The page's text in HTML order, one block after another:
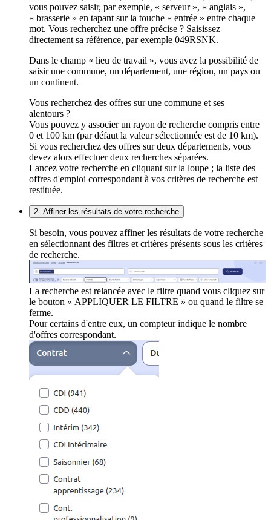
vous pouvez saisir, par exemple, « serveur », « anglais »,
« brasserie » en tapant sur la touche « entrée » entre chaque
mot. Vous recherchez une offre précise ? Saisissez
directement sa référence, par exemple 049RSNK.
Dans le champ « lieu de travail », vous avez la possibilité de
saisir une commune, un département, une région, un pays ou
un continent.
Vous recherchez des offres sur une commune et ses
alentours ?
Vous pouvez y associer un rayon de recherche compris entre
0 et 100 km (par défaut la valeur sélectionnée est de 10 km).
Si vous recherchez des offres sur deux départements, vous
devez alors effectuer deux recherches séparées.
Lancez votre recherche en cliquant sur la loupe ; la liste des
offres d'emploi correspondant à vos critères de recherche est
restituée.
2. Affiner les résultats de votre recherche
Si besoin, vous pouvez affiner les résultats de votre recherche
en sélectionnant des filtres et critères présents sous les critères
de recherche.
La recherche est relancée avec le filtre quand vous cliquez sur
le bouton « APPLIQUER LE FILTRE » ou quand le filtre se
ferme.
Pour certains d'entre eux, un compteur indique le nombre
d'offres correspondant.